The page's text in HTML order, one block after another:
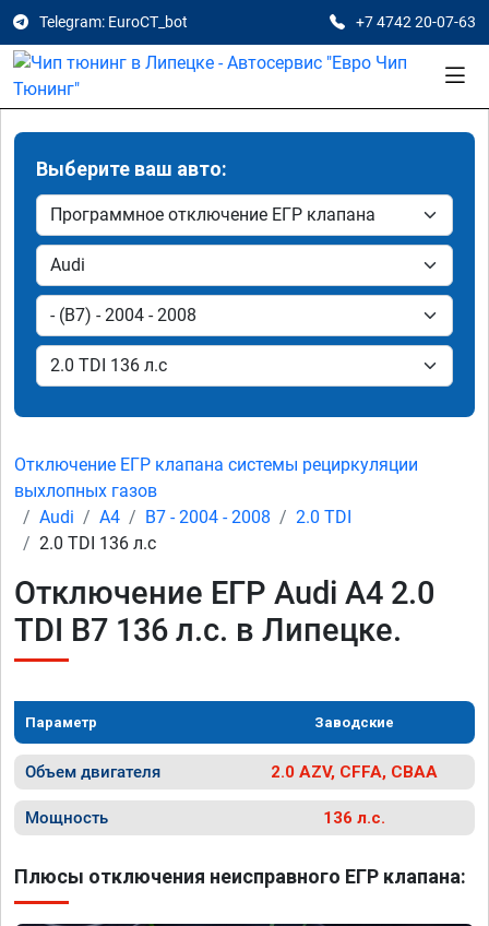
Telegram: EuroCT_bot +7 4742 20-07-63
Выберите ваш авто:
Отключение ЕГР клапана системы рециркуляции
выхлопных газов
Audi
A4 B7 - 2004 - 2008
2.0 TDI
2.0 TDI 136 л.с
Отключение ЕГР Audi A4 2.0
TDI B7 136 л.с. в Липецке.
Параметр Заводские
Объем двигателя 2.0 AZV, CFFA, CBAA
Мощность 136 л.с.
Плюсы отключения неисправного ЕГР клапана: